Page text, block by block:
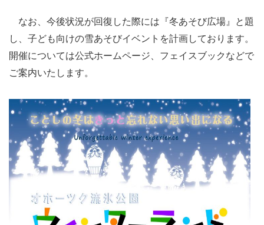
なお、今後状況が回復した際には『冬あそび広場』と題
し、子ども向けの雪あそびイベントを計画しております。
開催については公式ホームページ、フェイスブックなどで
ご案内いたします。